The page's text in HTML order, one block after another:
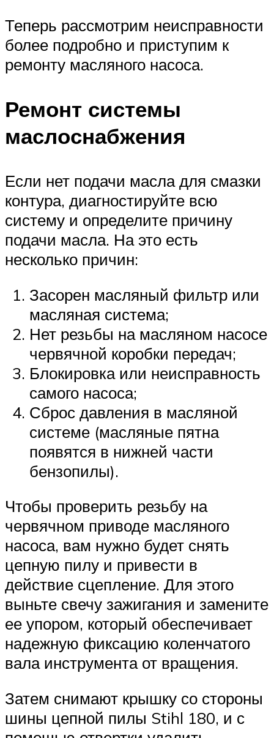
Теперь рассмотрим неисправности
более подробно и приступим к
ремонту масляного насоса.
Ремонт системы
маслоснабжения
Если нет подачи масла для смазки
контура, диагностируйте всю
систему и определите причину
подачи масла. На это есть
несколько причин:
Засорен масляный фильтр или
масляная система;
Нет резьбы на масляном насосе
червячной коробки передач;
Блокировка или неисправность
самого насоса;
Сброс давления в масляной
системе (масляные пятна
появятся в нижней части
бензопилы).
Чтобы проверить резьбу на
червячном приводе масляного
насоса, вам нужно будет снять
цепную пилу и привести в
действие сцепление. Для этого
выньте свечу зажигания и замените
ее упором, который обеспечивает
надежную фиксацию коленчатого
вала инструмента от вращения.
Затем снимают крышку со стороны
шины цепной пилы Stihl 180, и с